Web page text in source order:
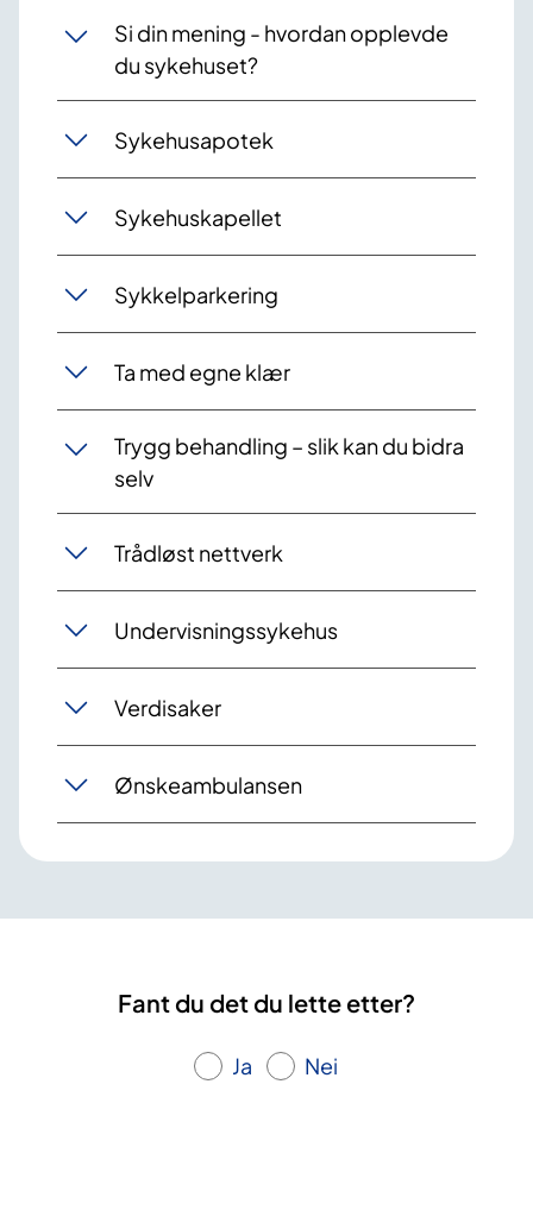
Si din mening - hvordan opplevde
du sykehuset?
Sykehusapotek
Sykehuskapellet
Sykkelparkering
Ta med egne klær
Trygg behandling – slik kan du bidra
selv
Trådløst nettverk
Undervisningssykehus
Verdisaker
Ønskeambulansen
Fant du det du lette etter?
Ja Nei